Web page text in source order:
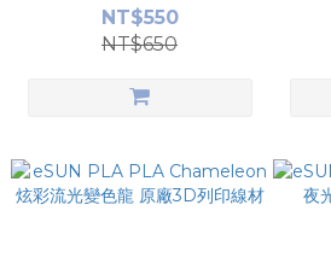
NT$550
NT$650